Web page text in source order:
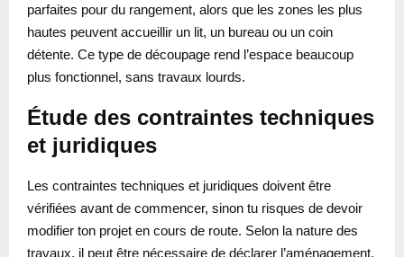
parfaites pour du rangement, alors que les zones les plus
hautes peuvent accueillir un lit, un bureau ou un coin
détente. Ce type de découpage rend l’espace beaucoup
plus fonctionnel, sans travaux lourds.
Étude des contraintes techniques
et juridiques
Les contraintes techniques et juridiques doivent être
vérifiées avant de commencer, sinon tu risques de devoir
modifier ton projet en cours de route. Selon la nature des
travaux, il peut être nécessaire de déclarer l’aménagement,